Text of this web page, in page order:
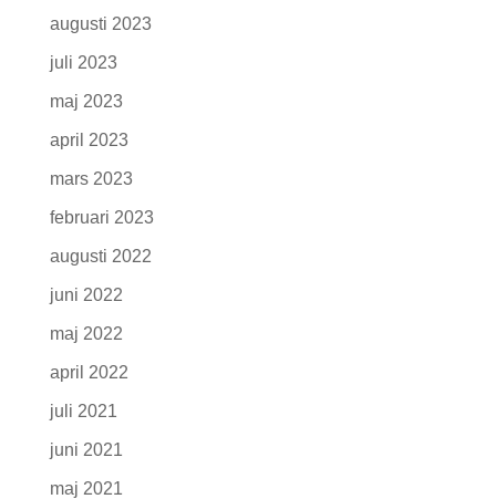
augusti 2023
juli 2023
maj 2023
april 2023
mars 2023
februari 2023
augusti 2022
juni 2022
maj 2022
april 2022
juli 2021
juni 2021
maj 2021